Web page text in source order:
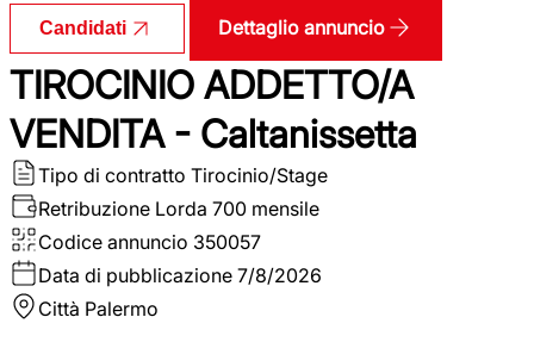
Candidati Dettaglio annuncio
TIROCINIO ADDETTO/A
VENDITA - Caltanissetta
Tipo di contratto Tirocinio/Stage
Retribuzione Lorda 700 mensile
Codice annuncio 350057
Data di pubblicazione 7/8/2026
Città Palermo